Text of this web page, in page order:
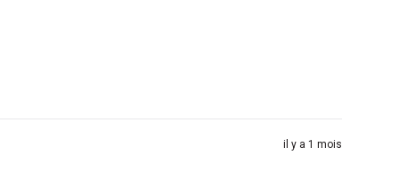
il y a 1 mois